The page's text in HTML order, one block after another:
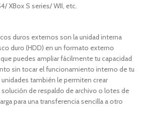
XBox S series/ WII, etc.
duros externos son la unidad interna
duro (HDD) en un formato externo
puedes ampliar fácilmente tu capacidad
sin tocar el funcionamiento interno de tu
también le permiten crear
de respaldo de archivo o lotes de
para una transferencia sencilla a otro